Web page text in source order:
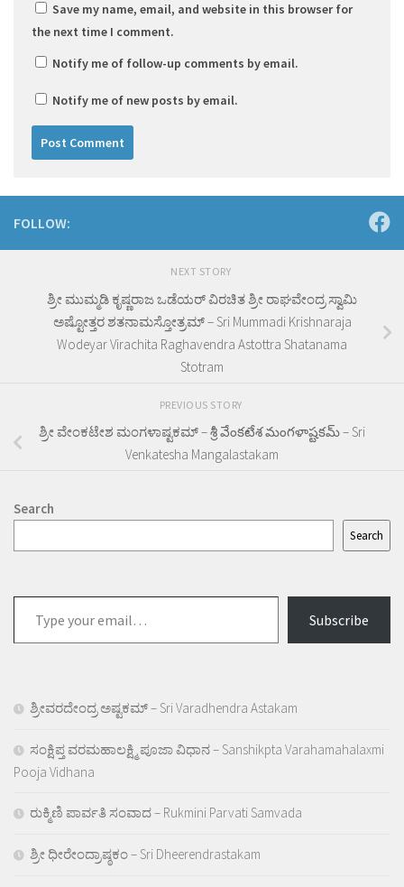
Save my name, email, and website in this browser for
the next time I comment.
Notify me of follow-up comments by email.
Notify me of new posts by email.
FOLLOW:
NEXT STORY
ಶ್ರೀ ಮುಮ್ಮಡಿ ಕೃಷ್ಣರಾಜ ಒಡೆಯರ್ ವಿರಚಿತ ಶ್ರೀ ರಾಘವೇಂದ್ರ ಸ್ವಾಮಿ
ಅಷ್ಟೋತ್ತರ ಶತನಾಮಸ್ತೋತ್ರಮ್ – Sri Mummadi Krishnaraja
Wodeyar Virachita Raghavendra Astottra Shatanama
Stotram
PREVIOUS STORY
ಶ್ರೀ ವೇಂಕಟೇಶ ಮಂಗಳಾಷ್ಟಕಮ್ – శ్రీ వేంకటేశ మంగళాష్టకమ్ – Sri
Venkatesha Mangalastakam
Search
Search
your
Subscribe
ಶ್ರೀವರದೇಂದ್ರ ಅಷ್ಟಕಮ್ – Sri Varadhendra Astakam
ಸಂಕ್ಷಿಪ್ತ ವರಮಹಾಲಕ್ಷ್ಮಿ ಪೂಜಾ ವಿಧಾನ – Sanshikpta Varahamahalaxmi
Pooja Vidhana
ರುಕ್ಮಿಣಿ ಪಾರ್ವತಿ ಸಂವಾದ – Rukmini Parvati Samvada
ಶ್ರೀ ಧೀರೇಂದ್ರಾಷ್ಠಕಂ – Sri Dheerendrastakam